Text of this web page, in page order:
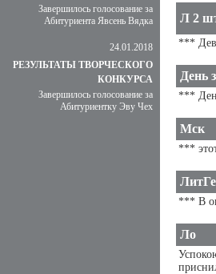
Завершилось голосование за
Абитуриента Явсень Вядка
24.01.2018
РЕЗУЛЬТАТЫ ТВОРЧЕСКОГО
КОНКУРСА
Завершилось голосование за
Абитуриентку Эву Чех
Л 2
***
День
***
Мск
***
*** В
Ло